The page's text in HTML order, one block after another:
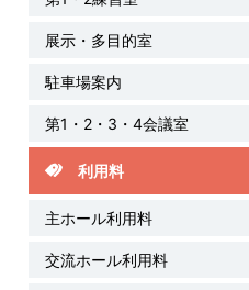
展示・多目的室
駐車場案内
第1・2・3・4会議室
利用料
主ホール利用料
交流ホール利用料